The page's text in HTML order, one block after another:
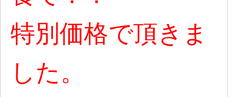
特別価格で頂きま
した。